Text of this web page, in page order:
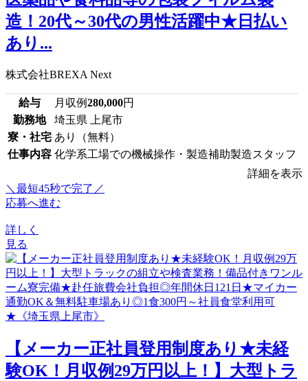
造！20代～30代の男性活躍中★日払い
あり...
株式会社BREXA Next
給与 月収例280,000円
勤務地
埼玉県 上尾市
寮・社宅 あり（無料）
仕事内容 化学系工場での機械操作・製造補助製造スタッフ
詳細を表示
＼最短45秒で完了／
応募へ進む
詳しく
見る
【メーカー正社員登用制度あり★未経
験OK！月収例29万円以上！】大型トラ